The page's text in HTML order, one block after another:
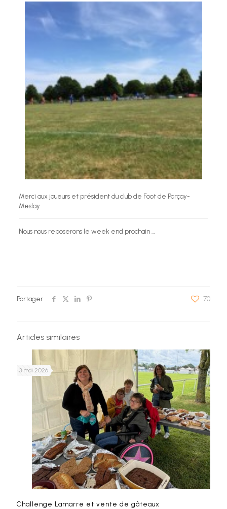
Merci aux joueurs et président du club de Foot de Parçay-
Meslay
Nous nous reposerons le week end prochain …
Partager 70
Articles similaires
3 mai 2026
Challenge Lamarre et vente de gâteaux